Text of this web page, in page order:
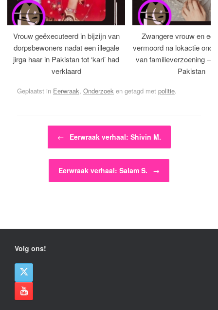
Vrouw geëxecuteerd in bijzijn van
dorpsbewoners nadat een illegale
jirga haar in Pakistan tot ‘kari’ had
verklaard
Zwangere vrouw en
vermoord na lokactie
van familieverzoening –
Pakistan
Geplaatst in Eerwraak, Onderzoek en getagd met politie.
Bericht navigatie
← Eerwraak verhaal: Shivin M.
Eerwraak verhaal: Salam S. →
Volg ons!